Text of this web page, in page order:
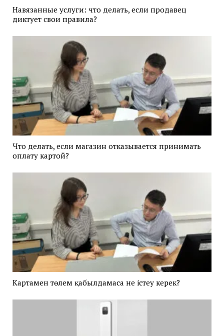
Навязанные услуги: что делать, если продавец
диктует свои правила?
Что делать, если магазин отказывается принимать
оплату картой?
Картамен төлем қабылдамаса не істеу керек?